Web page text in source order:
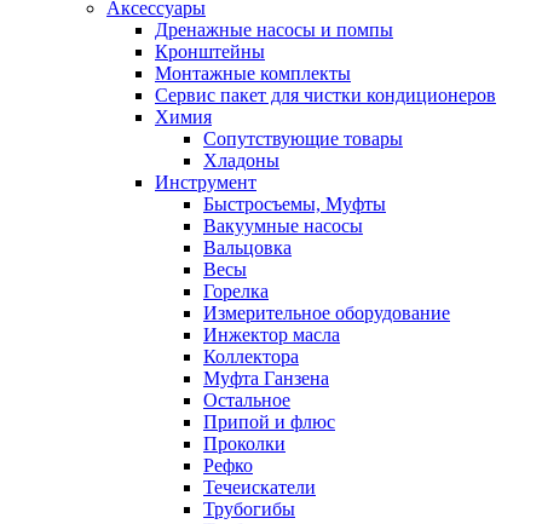
Аксессуары
Дренажные насосы и помпы
Кронштейны
Монтажные комплекты
Сервис пакет для чистки кондиционеров
Химия
Сопутствующие товары
Хладоны
Инструмент
Быстросъемы, Муфты
Вакуумные насосы
Вальцовка
Весы
Горелка
Измерительное оборудование
Инжектор масла
Коллектора
Муфта Ганзена
Остальное
Припой и флюс
Проколки
Рефко
Течеискатели
Трубогибы